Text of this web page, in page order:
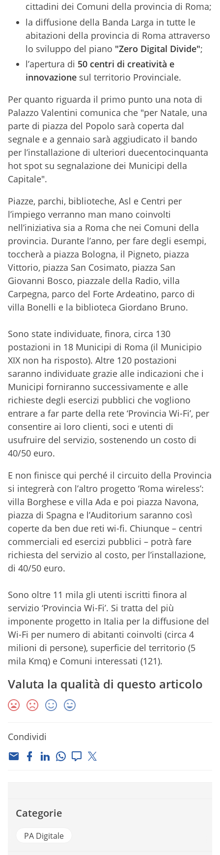
cittadini dei Comuni della provincia di Roma;
la diffusione della Banda Larga in tutte le
abitazioni della provincia di Roma attraverso
lo sviluppo del piano "Zero Digital Divide";
l’apertura di 50 centri di creatività e
innovazione sul territorio Provinciale.
Per quanto riguarda il primo punto una nota di
Palazzo Valentini comunica che "per Natale, una
parte di piazza del Popolo sarà coperta dal
segnale e a gennaio sarà aggiudicato il bando
per l’installazione di ulteriori duecentocinquanta
hot spot su segnalazione dei Municipi della
Capitale".
Piazze, parchi, biblioteche, Asl e Centri per
l’impiego verranno man mano coinvolti
nell’iniziativa sia a Roma che nei Comuni della
provincia. Durante l’anno, per fare degli esempi,
toccherà a piazza Bologna, il Pigneto, piazza
Vittorio, piazza San Cosimato, piazza San
Giovanni Bosco, piazzale della Radio, villa
Carpegna, parco del Forte Ardeatino, parco di
villa Bonelli e la biblioteca Giordano Bruno.
Sono state individuate, finora, circa 130
postazioni in 18 Municipi di Roma (il Municipio
XIX non ha risposto). Altre 120 postazioni
saranno individuate grazie alle indicazioni che i
Municipi forniranno successivamente e alle
richieste degli esercizi pubblici che vogliono
entrare a far parte della rete ‘Provincia Wi-Fi’, per
consentire ai loro clienti, soci e utenti di
usufruire del servizio, sostenendo un costo di
40/50 euro.
E non finisce qui perché il circuito della Provincia
si integrerà con l’altro progetto ‘Roma wireless’:
villa Borghese e villa Ada e poi piazza Navona,
piazza di Spagna e l’Auditorium saranno così
coperte da ben due reti wi-fi. Chiunque – centri
commerciali ed esercizi pubblici – potrà fare
richiesta del servizio al costo, per l’installazione,
di 40/50 euro.
Sono oltre 11 mila gli utenti iscritti finora al
servizio ‘Provincia Wi-Fi’. Si tratta del più
imponente progetto in Italia per la diffusione del
Wi-Fi per numero di abitanti coinvolti (circa 4
milioni di persone), superficie del territorio (5
mila Kmq) e Comuni interessati (121).
Valuta la qualità di questo articolo
Condividi
Categorie
PA Digitale